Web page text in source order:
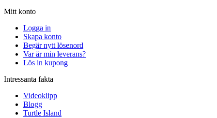
Mitt konto
Logga in
Skapa konto
Begär nytt lösenord
Var är min leverans?
Lös in kupong
Intressanta fakta
Videoklipp
Blogg
Turtle Island